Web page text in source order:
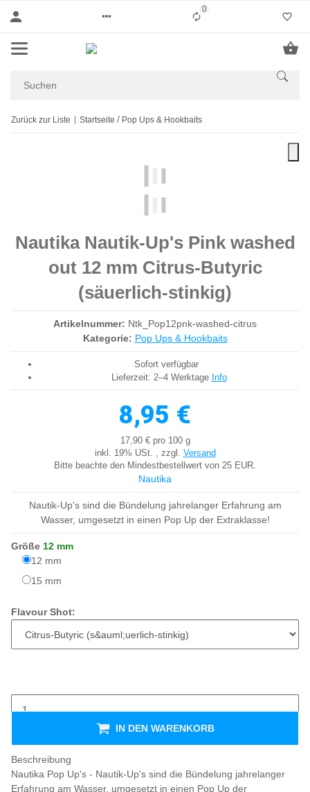
0Liste ist leer
Zurück zur Liste Startseite Pop Ups & Hookbaits
Nautika Nautik-Up's Pink washed
out 12 mm Citrus-Butyric
(säuerlich-stinkig)
Artikelnummer: Ntk_Pop12pnk-washed-citrus
Kategorie: Pop Ups & Hookbaits
Sofort verfügbar
Lieferzeit: 2–4 Werktage Info
8,95 €
17,90 € pro 100 g
inkl. 19% USt. , zzgl. Versand
Bitte beachte den Mindestbestellwert von 25 EUR.
Nautika
Nautik-Up's sind die Bündelung jahrelanger Erfahrung am
Wasser, umgesetzt in einen Pop Up der Extraklasse!
Größe 12 mm
12 mm
15 mm
Flavour Shot:
IN DEN WARENKORB
Beschreibung
Nautika Pop Up's - Nautik-Up's sind die Bündelung jahrelanger
Erfahrung am Wasser, umgesetzt in einen Pop Up der